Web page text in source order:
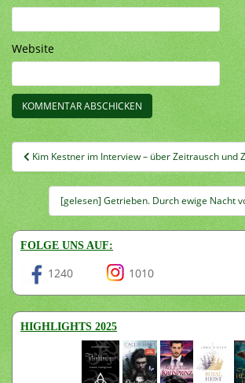
Website
Beitragsnavigation
Kim Kestner im Interview – über Zeitrausch und
[gelesen] Getrieben. Durch ewige Nacht
FOLGE UNS AUF:
1240 1010
HIGHLIGHTS 2025